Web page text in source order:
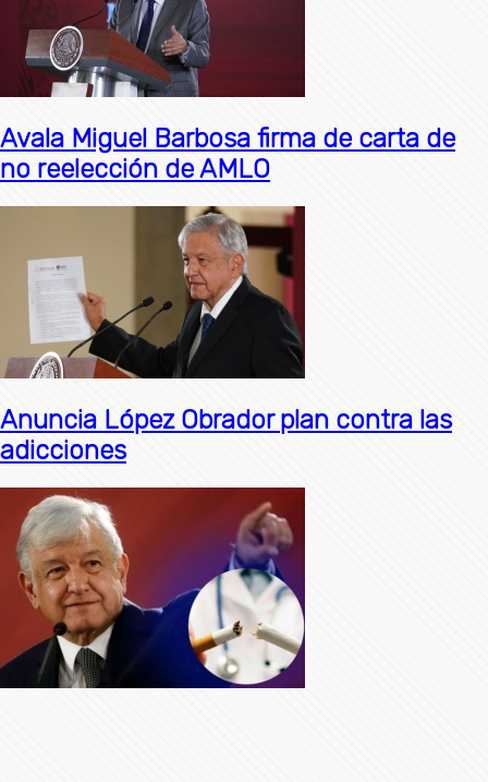
Avala Miguel Barbosa firma de carta de
no reelección de AMLO
Anuncia López Obrador plan contra las
adicciones